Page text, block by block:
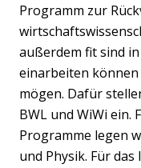
Programm zur
außerdem fit sind
einarbeiten
mögen. Dafür
BWL und WiWi ein.
Programme legen
und Physik. Für